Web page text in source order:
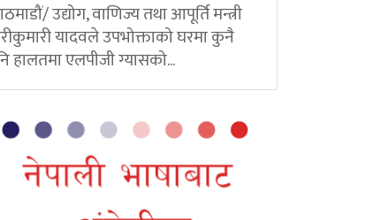
उद्योग, वाणिज्य तथा आपूर्ति मन्त्री
यादवले उपभोक्ताको घरमा कुनै
हालतमा एलपीजी ग्यासको...